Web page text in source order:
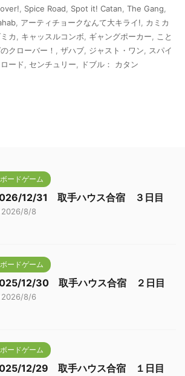
Spice Road Spot it! Catan The Gang
アーティチョークなんて大キライ!
カミカ
カ
キャッスルコンボ ギャングポーカー
こと
クローバー！
ザハブ ジャスト・ワン
スパイ
ード
センチュリー ドブル： カタン
ボードゲーム
12/31 取手ハウス合宿 ３日目
2026/8/8
ボードゲーム
12/30 取手ハウス合宿 ２日目
2026/8/6
ボードゲーム
12/29 取手ハウス合宿 １日目